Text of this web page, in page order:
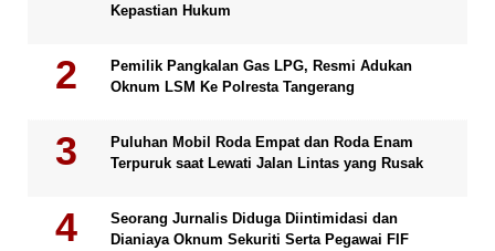
Kepastian Hukum
Pemilik Pangkalan Gas LPG, Resmi Adukan
Oknum LSM Ke Polresta Tangerang
Puluhan Mobil Roda Empat dan Roda Enam
Terpuruk saat Lewati Jalan Lintas yang Rusak
Seorang Jurnalis Diduga Diintimidasi dan
Dianiaya Oknum Sekuriti Serta Pegawai FIF